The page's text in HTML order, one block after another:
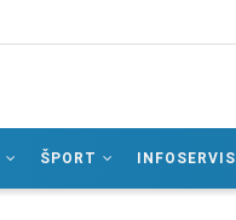
ŠPORT INFOSERVIS